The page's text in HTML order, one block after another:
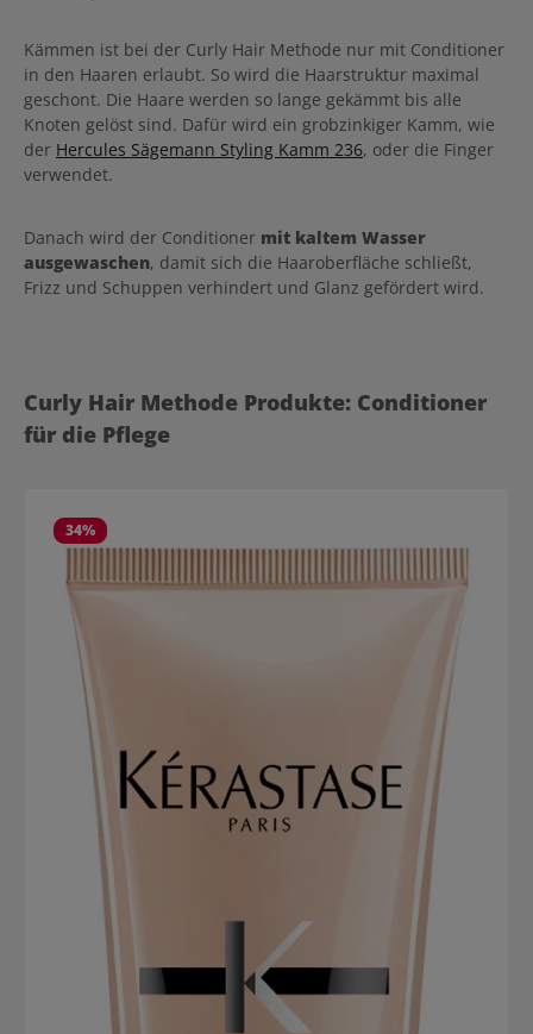
Kämmen ist bei der Curly Hair Methode nur mit Conditioner
in den Haaren erlaubt. So wird die Haarstruktur maximal
geschont. Die Haare werden so lange gekämmt bis alle
Knoten gelöst sind. Dafür wird ein grobzinkiger Kamm, wie
der Hercules Sägemann Styling Kamm 236, oder die Finger
verwendet.
Danach wird der Conditioner mit kaltem Wasser
ausgewaschen, damit sich die Haaroberfläche schließt,
Frizz und Schuppen verhindert und Glanz gefördert wird.
Produktgalerie überspringen
Curly Hair Methode Produkte: Conditioner
für die Pflege
34%